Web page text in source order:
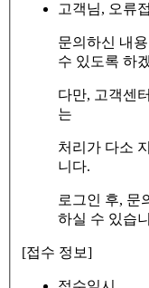
고객님, 오류
문의하신 내
수 있도록 하
다만, 고객센
는
처리가 다소
니다.
로그인 후, 문
하실 수 있습
[접수 정보]